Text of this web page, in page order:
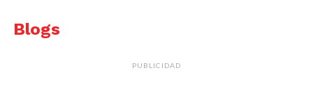
Blogs
PUBLICIDAD